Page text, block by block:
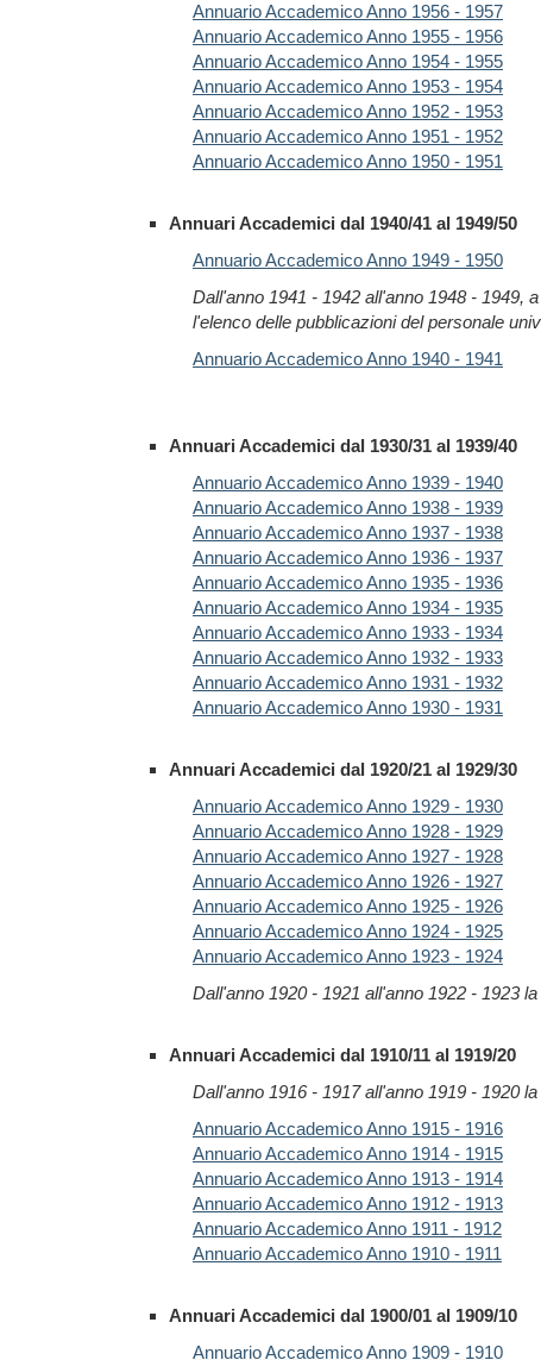
Annuario Accademico Anno 1956 - 1957
Annuario Accademico Anno 1955 - 1956
Annuario Accademico Anno 1954 - 1955
Annuario Accademico Anno 1953 - 1954
Annuario Accademico Anno 1952 - 1953
Annuario Accademico Anno 1951 - 1952
Annuario Accademico Anno 1950 - 1951
Annuari Accademici dal 1940/41 al 1949/50
Annuario Accademico Anno 1949 - 1950
Dall'anno 1941 - 1942 all'anno 1948 - 1949,
l'elenco delle pubblicazioni del personale
Annuario Accademico Anno 1940 - 1941
Annuari Accademici dal 1930/31 al 1939/40
Annuario Accademico Anno 1939 - 1940
Annuario Accademico Anno 1938 - 1939
Annuario Accademico Anno 1937 - 1938
Annuario Accademico Anno 1936 - 1937
Annuario Accademico Anno 1935 - 1936
Annuario Accademico Anno 1934 - 1935
Annuario Accademico Anno 1933 - 1934
Annuario Accademico Anno 1932 - 1933
Annuario Accademico Anno 1931 - 1932
Annuario Accademico Anno 1930 - 1931
Annuari Accademici dal 1920/21 al 1929/30
Annuario Accademico Anno 1929 - 1930
Annuario Accademico Anno 1928 - 1929
Annuario Accademico Anno 1927 - 1928
Annuario Accademico Anno 1926 - 1927
Annuario Accademico Anno 1925 - 1926
Annuario Accademico Anno 1924 - 1925
Annuario Accademico Anno 1923 - 1924
Dall'anno 1920 - 1921 all'anno 1922 - 1923
Annuari Accademici dal 1910/11 al 1919/20
Dall'anno 1916 - 1917 all'anno 1919 - 1920
Annuario Accademico Anno 1915 - 1916
Annuario Accademico Anno 1914 - 1915
Annuario Accademico Anno 1913 - 1914
Annuario Accademico Anno 1912 - 1913
Annuario Accademico Anno 1911 - 1912
Annuario Accademico Anno 1910 - 1911
Annuari Accademici dal 1900/01 al 1909/10
Annuario Accademico Anno 1909 - 1910